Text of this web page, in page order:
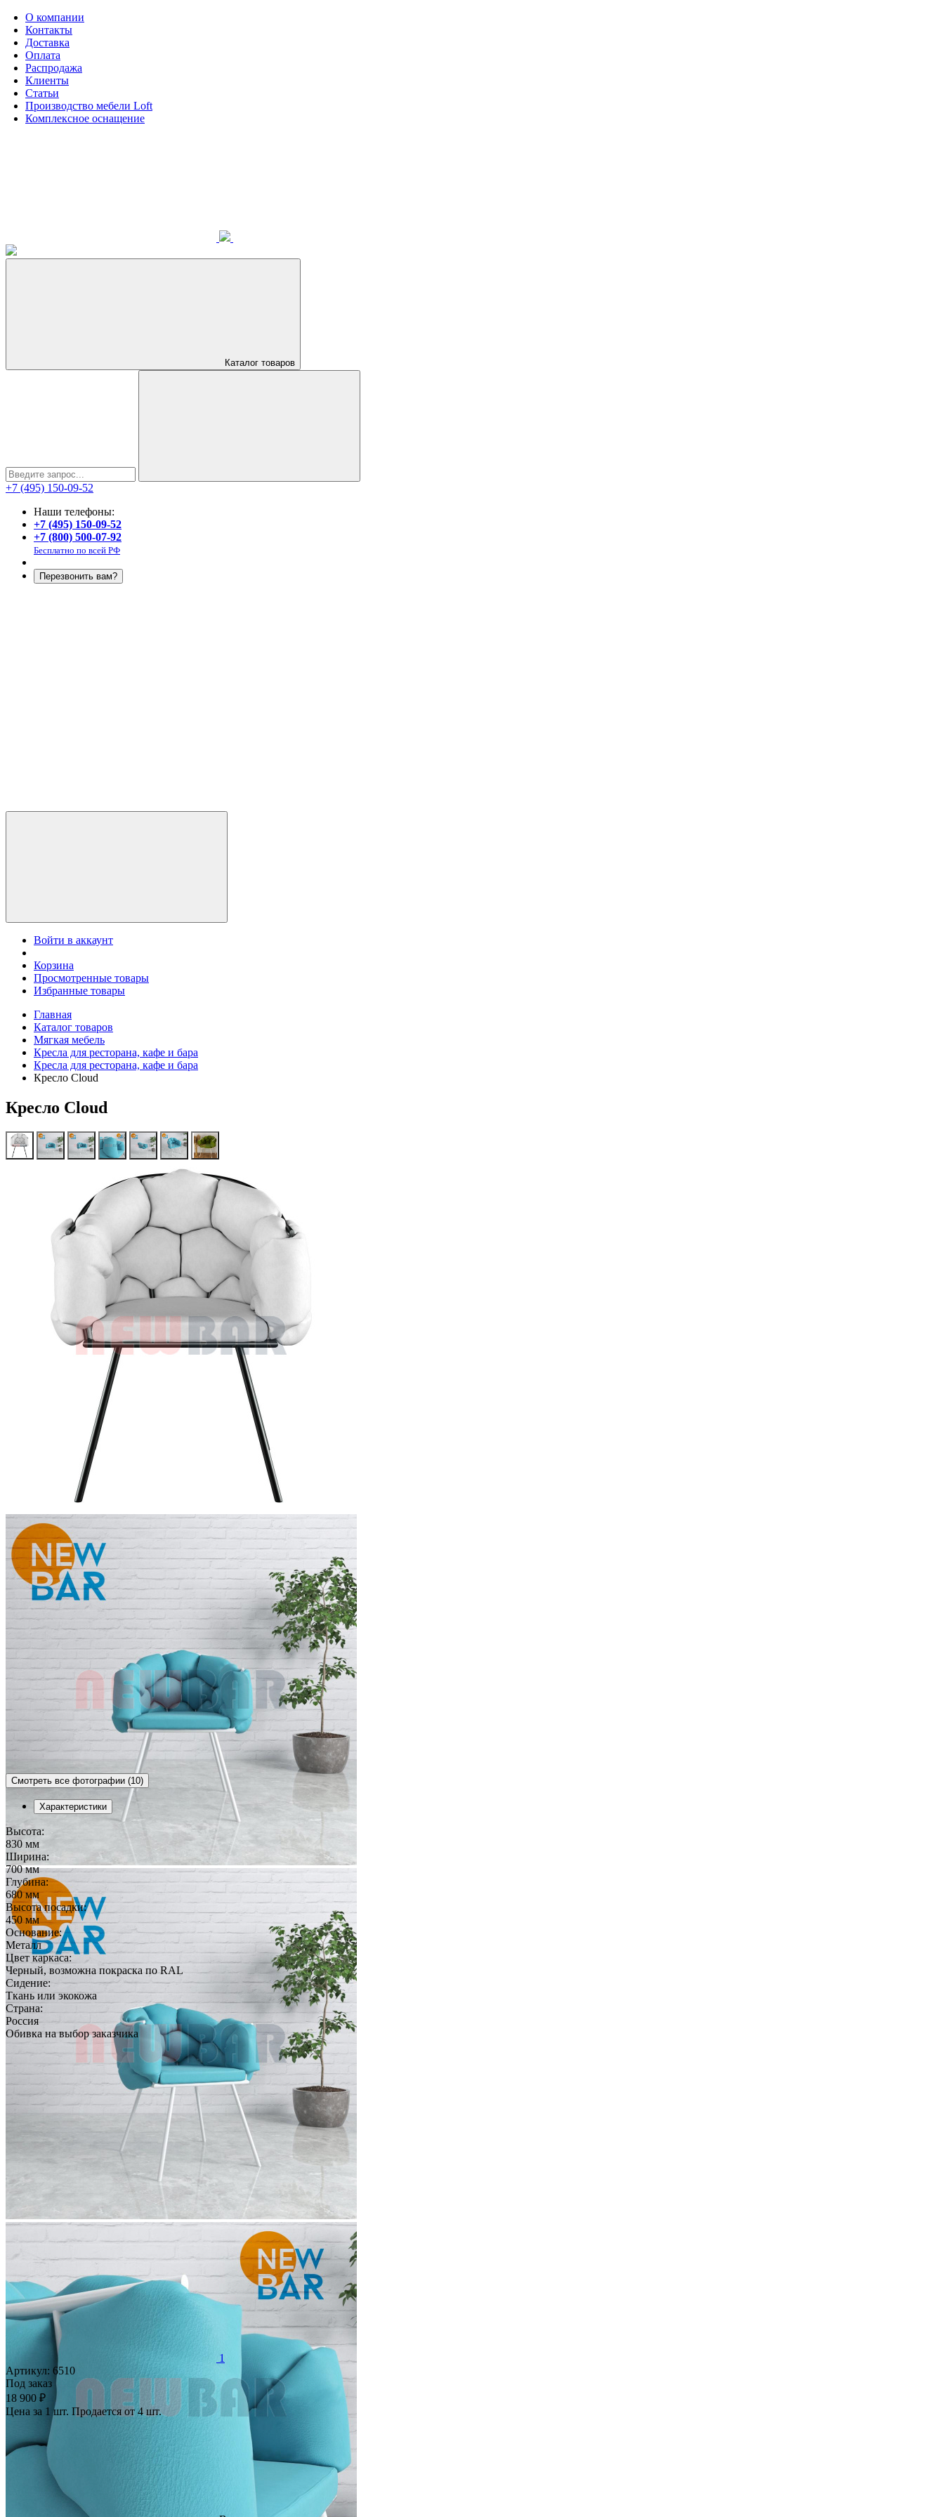
О компании
Контакты
Доставка
Оплата
Распродажа
Клиенты
Статьи
Производство мебели Loft
Комплексное оснащение
Каталог товаров
+7 (495) 150-09-52
Наши телефоны:
+7 (495) 150-09-52
+7 (800) 500-07-92
Бесплатно по всей РФ
Перезвонить вам?
Войти в аккаунт
Корзина
Просмотренные товары
Избранные товары
Главная
Каталог товаров
Мягкая мебель
Кресла для ресторана, кафе и бара
Кресла для ресторана, кафе и бара
Кресло Cloud
Кресло Cloud
Смотреть все фотографии (10)
Характеристики
Высота:
830 мм
Ширина:
700 мм
Глубина:
680 мм
Высота посадки:
450 мм
Основание:
Металл
Цвет каркаса:
Черный, возможна покраска по RAL
Сидение:
Ткань или экокожа
Страна:
Россия
Обивка на выбор заказчика
1
Артикул: 6510
Под заказ
18 900 ₽
Цена за 1 шт. Продается от 4 шт.